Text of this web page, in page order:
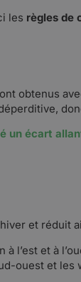
les règles de
obtenus
écart
et réduit
l’est et à
ouest et